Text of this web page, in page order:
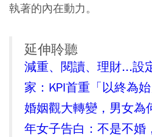
執著的內在動力。
延伸聆聽
減重、閱讀、理財...設
家：KPI首重「以終為
婚姻觀大轉變，男女為
年女子告白：不是不婚